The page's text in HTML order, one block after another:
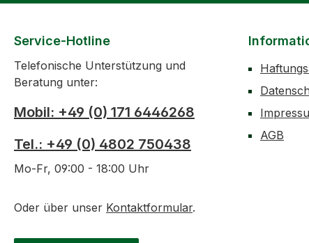
Service-Hotline
Telefonische Unterstützung und
Beratung unter:
Mobil: +49 (0) 171 6446268
Tel.: +49 (0) 4802 750438
Mo-Fr, 09:00 - 18:00 Uhr
Oder über unser Kontaktformular.
AGB